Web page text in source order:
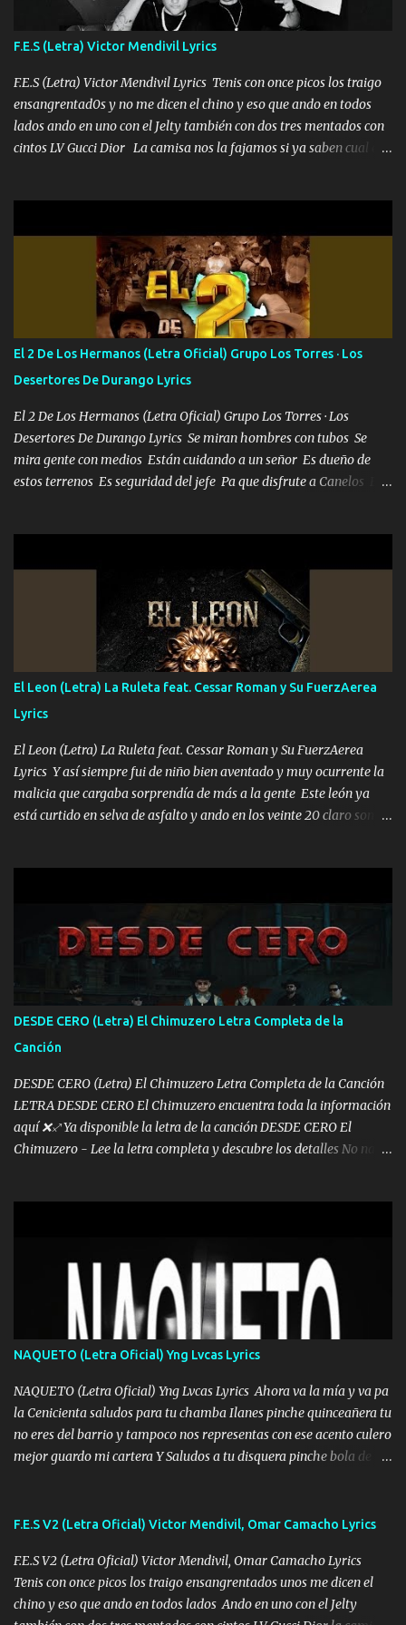
traigo El chiste es que hago lo que quiero pues así soy me mandó
yo tengo el control a todos yo les paro el dedo soy hocicon un
malcriado un malandrón Que Les importa no saben nada falsas
las risas las que me miran hay gente corriente no quieren ve...
F.E.S (Letra) Victor Mendivil Lyrics
F.E.S (Letra) Victor Mendivil Lyrics Tenis con once picos los traigo
ensangrentad0s y no me dicen el chino y eso que ando en todos
lados ando en uno con el Jelty también con dos tres mentados con
cintos LV Gucci Dior La camisa nos la fajamos si ya saben cual es
estándares 110 mil records de pistas no me falta mucho para
verme en las revistas Ya pasé Italia Japón Madrid Milán y también
Francia ropa de 100.000 bolas Louis vuitton es mi fragancia
repleta de presidentes la bolsa estoy en mi pic si no se han dado
cuenta chequeen gráficas del kitch
El 2 De Los Hermanos (Letra Oficial) Grupo Los Torres · Los
Desertores De Durango Lyrics
El 2 De Los Hermanos (Letra Oficial) Grupo Los Torres · Los
Desertores De Durango Lyrics Se miran hombres con tubos Se
mira gente con medios Están cuidando a un señor Es dueño de
estos terrenos Es seguridad del jefe Pa que disfrute a Canelos Es
ni tampoco las mujeres porque es platica de grandes por eso hay
que estar alegres doy las instrucciones para atender los deberes
Música Si es que salta algún problema de confianza tengo gente
ahí está el Hombre Cuarenta y también Pariente 7 arreglan
cualquier problema no más es cuestión que ordené NOS HACE
FALTA UN HERMANO DE CLAVE ERA EL 24 SIEMPRE FUE UN
HOMBRE VALIENTE POR ALGO M'URIÓ PELEAND0 SIEMPRE
VIO POR LA FAMILIA PARA QUE SIGA EL LEGADO Es el DOS de
los HERMANOS un cerebro inteligente y com...
El Leon (Letra) La Ruleta feat. Cessar Roman y Su FuerzAerea
Lyrics
El Leon (Letra) La Ruleta feat. Cessar Roman y Su FuerzAerea
Lyrics Y así siempre fui de niño bien aventado y muy ocurrente la
malicia que cargaba sorprendía de más a la gente Este león ya
está curtido en selva de asfalto y ando en los veinte 20 claro son
pa más pues hay charola les voy a dar hasta topar pues no hay de
otra Música Surcando bien mi camino voy por mi línea no veo a
los lados aquel que no corre vuela no se me duerm voy chicoteado
Ya pasé varias hazañas ya tienen rato que me agarran el colmillo
de este León los estatales no sé esperaron Al tiro esta la PrimiZa
también la nueve que cargo al lado doy la mano al que su amigo y
al traicionero damos pa abajo Y No me paran aquí hay pa más
pues hay charola les voy a dar hasta topar pues no hay de otra...
DESDE CERO (Letra) El Chimuzero Letra Completa de la
Canción
DESDE CERO (Letra) El Chimuzero Letra Completa de la Canción
LETRA DESDE CERO El Chimuzero encuentra toda la información
aquí ❌♐ Ya disponible la letra de la canción DESDE CERO El
Chimuzero - Lee la letra completa y descubre los detalles No nací
❌ www.elnorteduro.com ❌ Yo No limito los Sueños , si no existe
Uno pues Hallamos Modos , Si me caigo me Levanto, Aprendo Del
Error Y me sacudo El Lodo ❌ www.elnorteduro.com ❌ El Dinero
No me falta Pero Tampoco me Estorba , Por Eso Manejo Todo
Bien Regido Por mis Normas . Aquí no Se Sufre de Ego vengo Desde
Abajo y me costó subir Fue Con Trabajo Y Esfuerzo, Nada es
Regalado Me Super Invertir A Mí lado Una Princesa que A pesar de
Todo Siempre a estado ahí . Hecho pa...
NAQUETO (Letra Oficial) Yng Lvcas Lyrics
NAQUETO (Letra Oficial) Yng Lvcas Lyrics Ahora va la mía y va pa
la Cenicienta saludos para tu chamba Ilanes pinche quinceañera tu
no eres del barrio y tampoco nos representas con ese acento culero
mejor guardo mi cartera Y Saludos a tu disquera pinche bola de
amarrados y tu escondido entre el miedo Que el chacal mas caro
timbo tú tu ropa y tus joyas están iguales a ti todas nacas todas
chafas baratas como TAfi Y un trofeo para Jiménez por dejarse
embarazar aunque aquí huele algo raro y es que tu no estas jamas
F.E.S V2 (Letra Oficial) Victor Mendivil, Omar Camacho Lyrics
F.E.S V2 (Letra Oficial) Victor Mendivil, Omar Camacho Lyrics
Tenis con once picos los traigo ensangrentados unos me dicen el
chino y eso que ando en todos lados Ando en uno con el Jelty